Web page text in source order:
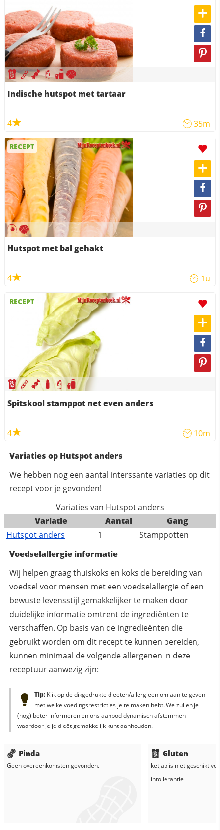
Indische hutspot met tartaar
4 35m
RECEPT
Hutspot met bal gehakt
4 1u
RECEPT
Spitskool stamppot net even anders
4 10m
Variaties op Hutspot anders
We hebben nog een aantal interssante variaties op dit
recept voor je gevonden!
Variaties van Hutspot anders
Variatie
Aantal
Gang
Hutspot anders
1
Stamppotten
Voedselallergie informatie
Wij helpen graag thuiskoks en koks de bereiding van
voedsel voor mensen met een voedselallergie of een
bewuste levensstijl gemakkelijker te maken door
duidelijke informatie omtrent de ingrediënten te
verschaffen. Op basis van de ingredieënten die
gebruikt worden om dit recept te kunnen bereiden,
kunnen minimaal de volgende allergenen in deze
receptuur aanwezig zijn:
Tip:Klik op de dikgedrukte dieëten/allergieën om aan te geven
met welke voedingsrestricties je te maken hebt. We zullen je
(nog) beter informeren en ons aanbod dynamisch afstemmen
waardoor je je dieët gemakkelijk kunt aanhouden.
Pinda
Geen overeenkomsten gevonden.
Gluten
ketjapis niet geschikt
intollerantie